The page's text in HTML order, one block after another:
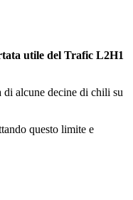
utile del Trafic L2H1
di alcune decine di chili su
questo limite e